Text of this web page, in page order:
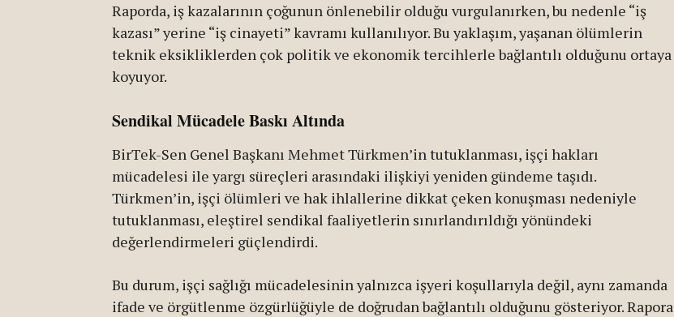
Raporda, iş kazalarının çoğunun önlenebilir olduğu vurgulanırken, bu nedenle “iş
kazası” yerine “iş cinayeti” kavramı kullanılıyor. Bu yaklaşım, yaşanan ölümlerin
teknik eksikliklerden çok politik ve ekonomik tercihlerle bağlantılı olduğunu ortaya
koyuyor.
Sendikal Mücadele Baskı Altında
BirTek-Sen Genel Başkanı Mehmet Türkmen’in tutuklanması, işçi hakları
mücadelesi ile yargı süreçleri arasındaki ilişkiyi yeniden gündeme taşıdı.
Türkmen’in, işçi ölümleri ve hak ihlallerine dikkat çeken konuşması nedeniyle
tutuklanması, eleştirel sendikal faaliyetlerin sınırlandırıldığı yönündeki
değerlendirmeleri güçlendirdi.
Bu durum, işçi sağlığı mücadelesinin yalnızca işyeri koşullarıyla değil, aynı zamanda
ifade ve örgütlenme özgürlüğüyle de doğrudan bağlantılı olduğunu gösteriyor. Rapora